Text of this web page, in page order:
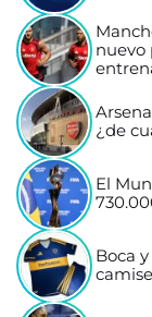
nuevo
¿de
El
Boca